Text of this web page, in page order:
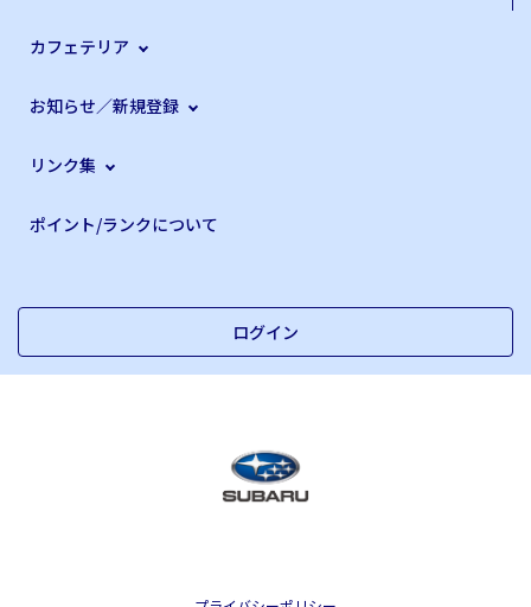
カフェテリア
お知らせ／新規登録
リンク集
ポイント/ランクについて
ログイン